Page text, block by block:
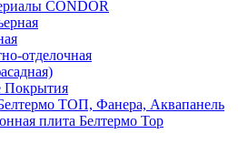
CONDOR
отделочная
Покрытия
ТОП, Фанера, Аквапанель
плита Белтермо Top